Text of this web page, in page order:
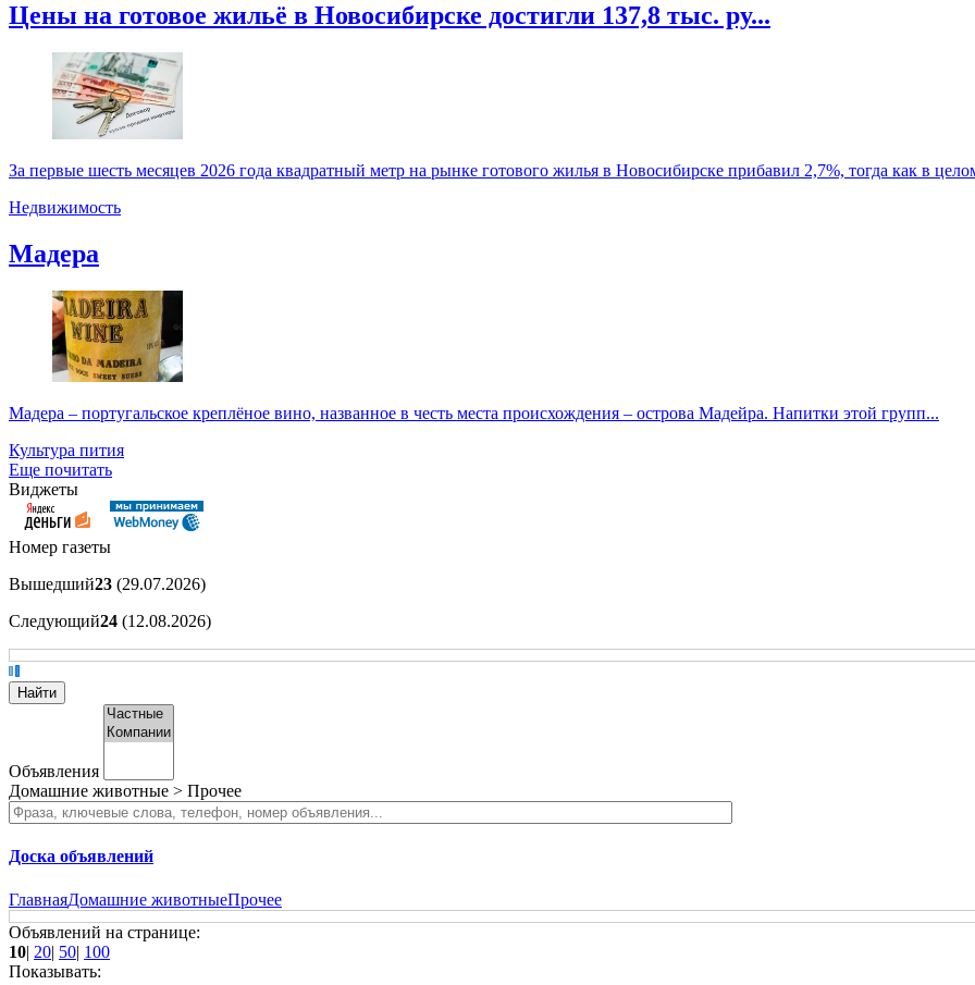
Цены на готовое жильё в Новосибирске достигли 137,8 тыс. ру...
За первые шесть месяцев 2026 года квадратный метр на рынке готового жилья в Новосибирске прибавил 2,7%, тогда как в
Недвижимость
Мадера
Мадера – португальское креплёное вино, названное в честь места происхождения – острова Мадейра. Напитки этой групп...
Культура пития
Еще почитать
Виджеты
Номер газеты
Вышедший23 (29.07.2026)
Следующий24 (12.08.2026)
Объявления
Домашние животные > Прочее
Доска объявлений
ГлавнаяДомашние животныеПрочее
Объявлений на странице:
10| 20| 50| 100
Показывать: